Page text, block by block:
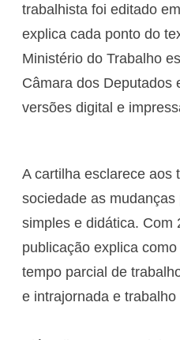
trabalhista foi editado
explica cada ponto do
Ministério do Trabalho
Câmara dos Deputados
versões digital e
A cartilha esclarece aos
sociedade as
simples e didática. Com
publicação explica
tempo parcial de
e intrajornada e trabalho